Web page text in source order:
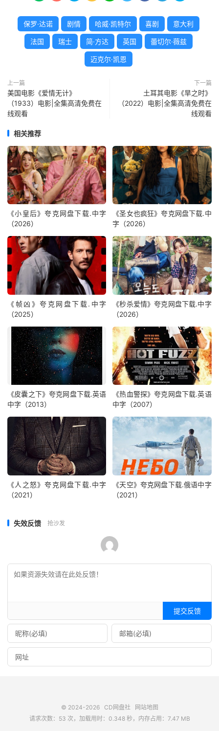
保罗·达诺 剧情 哈威·凯特尔 喜剧 意大利
法国 瑞士 简·方达 英国 蕾切尔·薇兹
迈克尔·凯恩
上一篇
美国电影《爱情无计》
（1933）电影|全集高清免费在
线观看
下一篇
土耳其电影《旱之时》
（2022）电影|全集高清免费在
线观看
相关推荐
《小皇后》夸克网盘下载.中字
（2026）
《圣女也疯狂》夸克网盘下载.中
字（2026）
《帧凶》夸克网盘下载.中字
（2025）
《秒杀爱情》夸克网盘下载.中字
（2026）
《皮囊之下》夸克网盘下载.英语
中字（2013）
《热血警探》夸克网盘下载.英语
中字（2007）
《人之怒》夸克网盘下载.中字
（2021）
《天空》夸克网盘下载.俄语中字
（2021）
失效反馈 抢沙发
提交反馈
© 2024-2026 CD网盘社
网站地图
请求次数：53 次，加载用时：0.348 秒，内存占用：7.47 MB